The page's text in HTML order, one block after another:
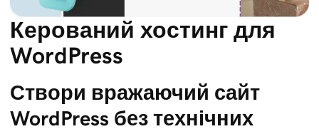
Керований хостинг для
WordPress
Створи вражаючий сайт
WordPress без технічних